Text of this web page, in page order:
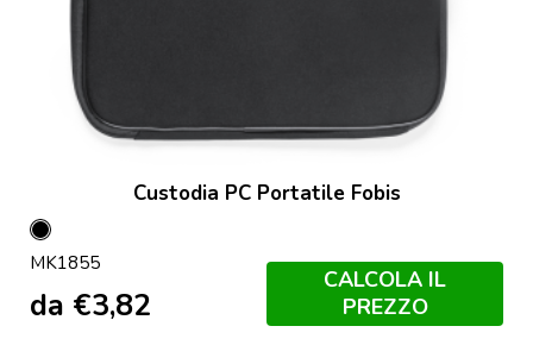
Custodia PC Portatile Fobis
Nero
MK1855
da €3,82
CALCOLA IL
PREZZO